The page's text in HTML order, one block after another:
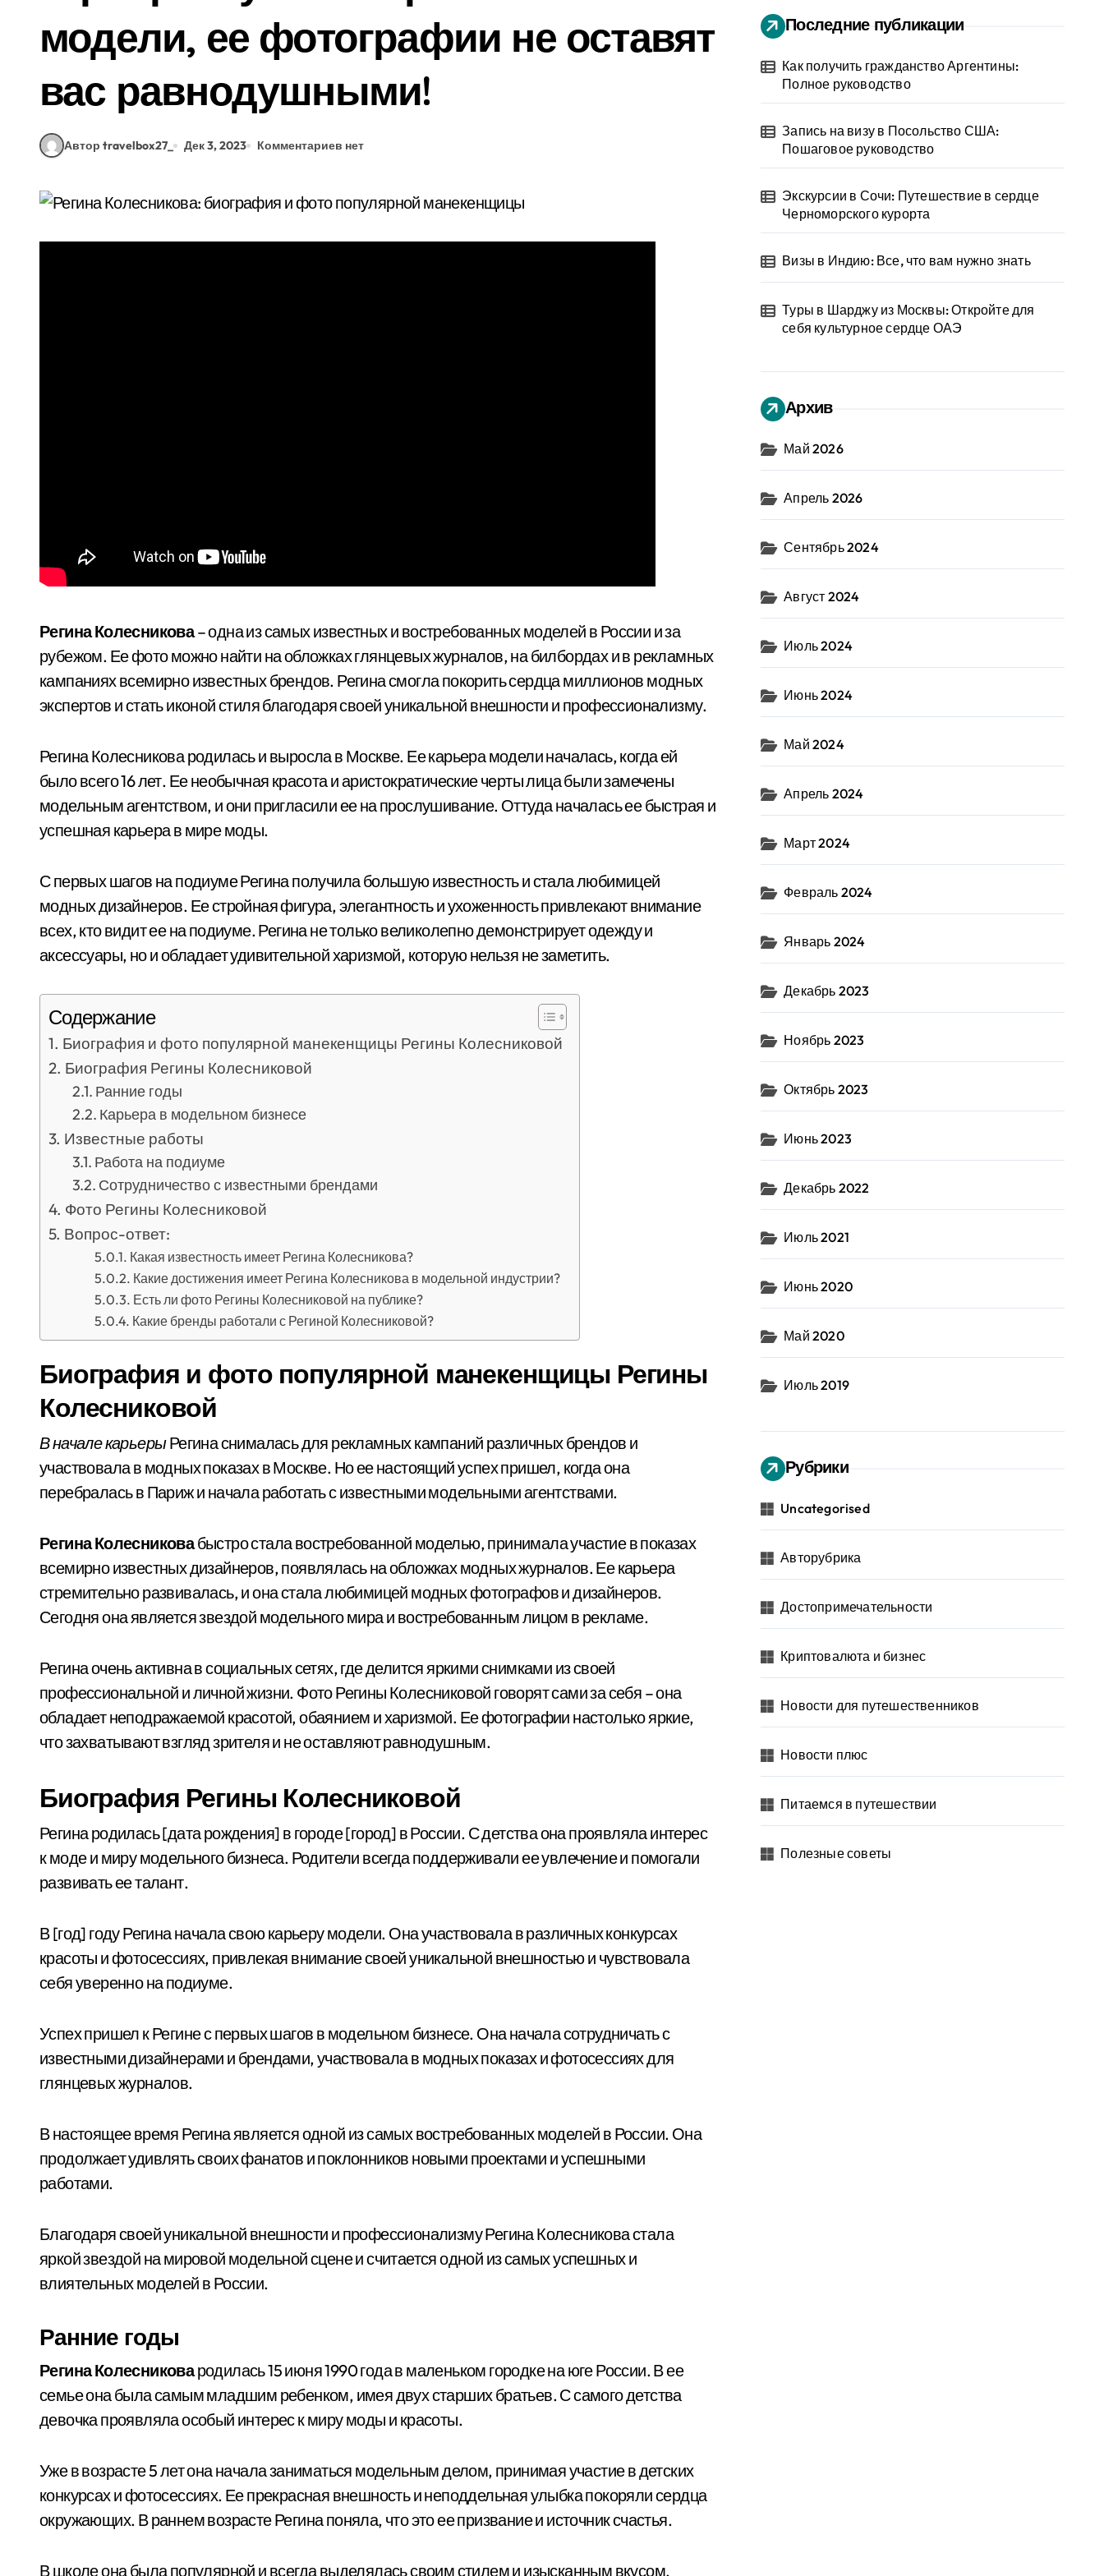
модели, ее фотографии не оставят
вас равнодушными!
Автор travelbox27_ Дек 3, 2023 Комментариев нет
Регина Колесникова– одна из самых известных и востребованных моделей в России и за
рубежом. Ее фото можно найти на обложках глянцевых журналов, на билбордах и в рекламных
кампаниях всемирно известных брендов. Регина смогла покорить сердца миллионов модных
экспертов и стать иконой стиля благодаря своей уникальной внешности и профессионализму.
Регина Колесникова родилась и выросла в Москве. Ее карьера модели началась, когда ей
было всего 16 лет. Ее необычная красота и аристократические черты лица были замечены
модельным агентством, и они пригласили ее на прослушивание. Оттуда началась ее быстрая и
успешная карьера в мире моды.
С первых шагов на подиуме Регина получила большую известность и стала любимицей
модных дизайнеров. Ее стройная фигура, элегантность и ухоженность привлекают внимание
всех, кто видит ее на подиуме. Регина не только великолепно демонстрирует одежду и
аксессуары, но и обладает удивительной харизмой, которую нельзя не заметить.
Содержание
Биография и фото популярной манекенщицы Регины Колесниковой
Биография Регины Колесниковой
Ранние годы
Карьера в модельном бизнесе
Известные работы
Работа на подиуме
Сотрудничество с известными брендами
Фото Регины Колесниковой
Вопрос-ответ:
Какая известность имеет Регина Колесникова?
Какие достижения имеет Регина Колесникова в модельной индустрии?
Есть ли фото Регины Колесниковой на публике?
Какие бренды работали с Региной Колесниковой?
Биография и фото популярной манекенщицы Регины
Колесниковой
В начале карьерыРегина снималась для рекламных кампаний различных брендов и
участвовала в модных показах в Москве. Но ее настоящий успех пришел, когда она
перебралась в Париж и начала работать с известными модельными агентствами.
Регина Колесниковабыстро стала востребованной моделью, принимала участие в показах
всемирно известных дизайнеров, появлялась на обложках модных журналов. Ее карьера
стремительно развивалась, и она стала любимицей модных фотографов и дизайнеров.
Сегодня она является звездой модельного мира и востребованным лицом в рекламе.
Регина очень активна в социальных сетях, где делится яркими снимками из своей
профессиональной и личной жизни. Фото Регины Колесниковой говорят сами за себя – она
обладает неподражаемой красотой, обаянием и харизмой. Ее фотографии настолько яркие,
что захватывают взгляд зрителя и не оставляют равнодушным.
Биография Регины Колесниковой
Регина родилась [дата рождения] в городе [город] в России. С детства она проявляла интерес
к моде и миру модельного бизнеса. Родители всегда поддерживали ее увлечение и помогали
развивать ее талант.
В [год] году Регина начала свою карьеру модели. Она участвовала в различных конкурсах
красоты и фотосессиях, привлекая внимание своей уникальной внешностью и чувствовала
себя уверенно на подиуме.
Успех пришел к Регине с первых шагов в модельном бизнесе. Она начала сотрудничать с
известными дизайнерами и брендами, участвовала в модных показах и фотосессиях для
глянцевых журналов.
В настоящее время Регина является одной из самых востребованных моделей в России. Она
продолжает удивлять своих фанатов и поклонников новыми проектами и успешными
работами.
Благодаря своей уникальной внешности и профессионализму Регина Колесникова стала
яркой звездой на мировой модельной сцене и считается одной из самых успешных и
влиятельных моделей в России.
Ранние годы
Регина Колесниковародилась 15 июня 1990 года в маленьком городке на юге России. В ее
семье она была самым младшим ребенком, имея двух старших братьев. С самого детства
девочка проявляла особый интерес к миру моды и красоты.
Уже в возрасте 5 лет она начала заниматься модельным делом, принимая участие в детских
конкурсах и фотосессиях. Ее прекрасная внешность и неподдельная улыбка покоряли сердца
окружающих. В раннем возрасте Регина поняла, что это ее призвание и источник счастья.
В школе она была популярной и всегда выделялась своим стилем и изысканным вкусом.
Последние публикации
Как получить гражданство Аргентины:
Полное руководство
Запись на визу в Посольство США:
Пошаговое руководство
Экскурсии в Сочи: Путешествие в сердце
Черноморского курорта
Визы в Индию: Все, что вам нужно знать
Туры в Шарджу из Москвы: Откройте для
себя культурное сердце ОАЭ
Архив
Май 2026
Апрель 2026
Сентябрь 2024
Август 2024
Июль 2024
Июнь 2024
Май 2024
Апрель 2024
Март 2024
Февраль 2024
Январь 2024
Декабрь 2023
Ноябрь 2023
Октябрь 2023
Июнь 2023
Декабрь 2022
Июль 2021
Июнь 2020
Май 2020
Июль 2019
Рубрики
Uncategorised
Авторубрика
Достопримечательности
Криптовалюта и бизнес
Новости для путешественников
Новости плюс
Питаемся в путешествии
Полезные советы